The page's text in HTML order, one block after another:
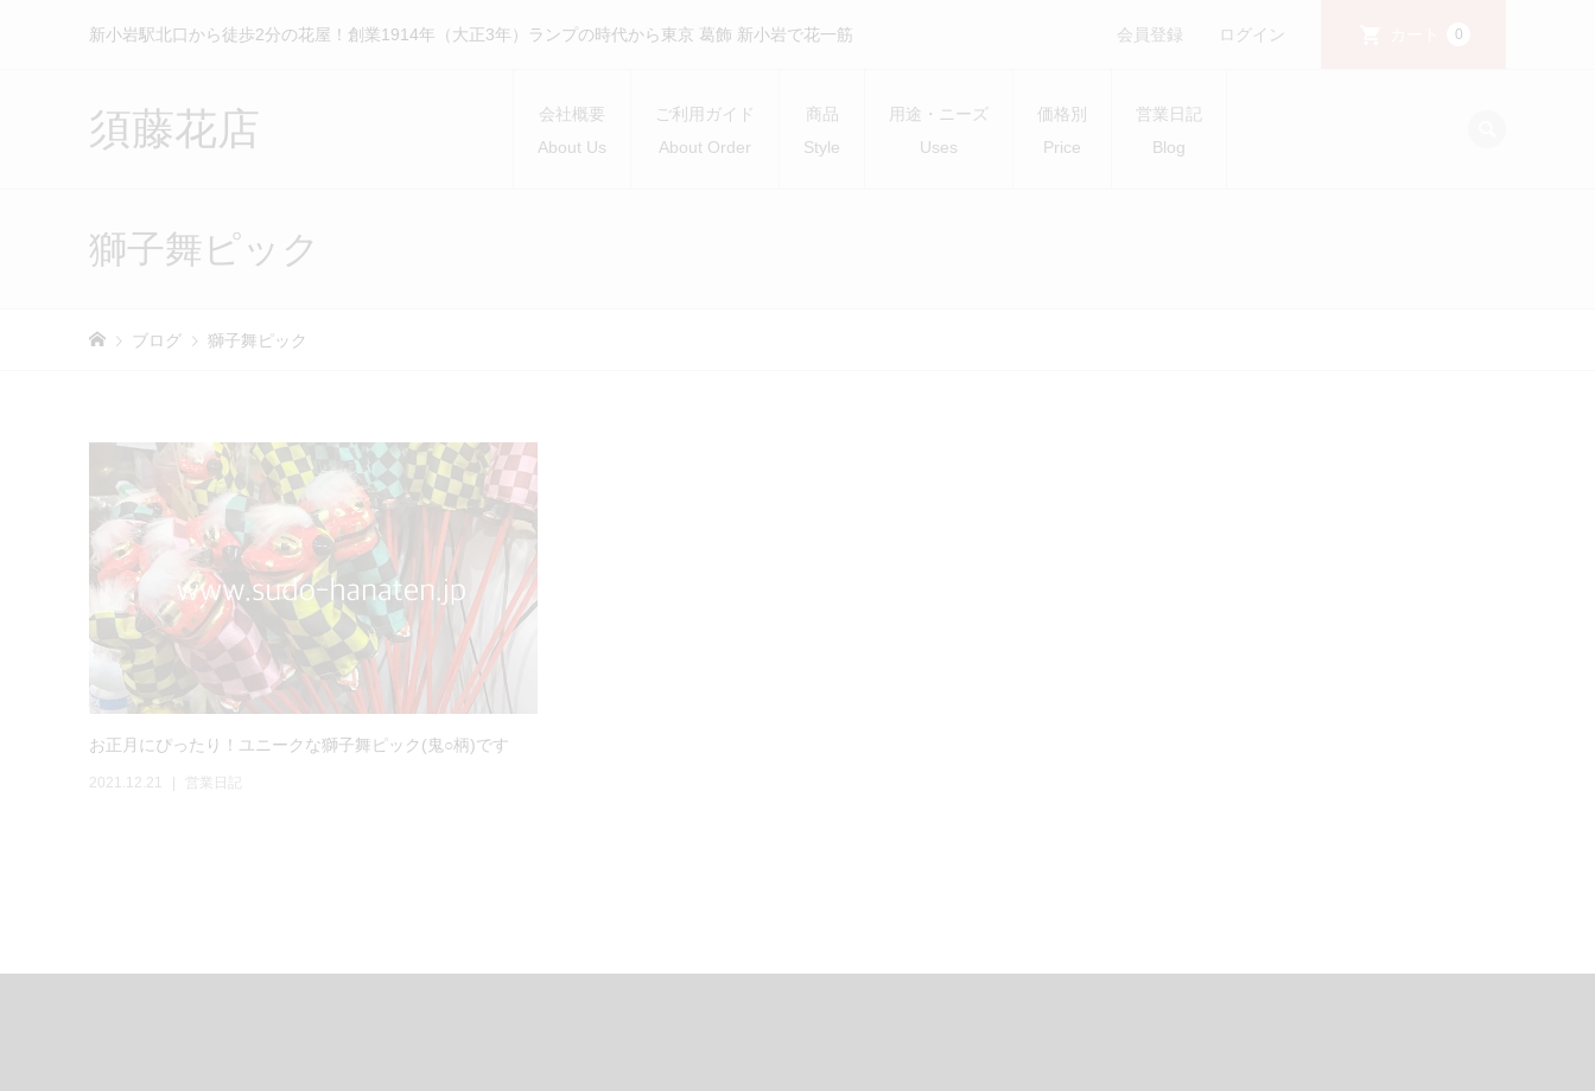
新小岩駅北口から徒歩2分の花屋！創業1914年（大正3年）ランプの時代から東京 葛飾 新小岩で花一筋 会員登録 ログイン 0
須藤花店
会社概要
About Us
ご利用ガイド
About Order
商品
Style
用途・ニーズ
Uses
価格別
Price
営業日記
Blog
獅子舞ピック
ブログ 獅子舞ピック
お正月にぴったり！ユニークな獅子舞ピック(鬼○柄)です
2021.12.21 営業日記